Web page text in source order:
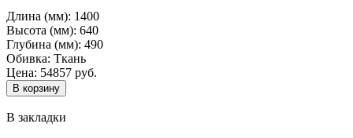
Длина (мм): 1400
Высота (мм): 640
Глубина (мм): 490
Обивка: Ткань
Цена: 54857 руб.
В закладки